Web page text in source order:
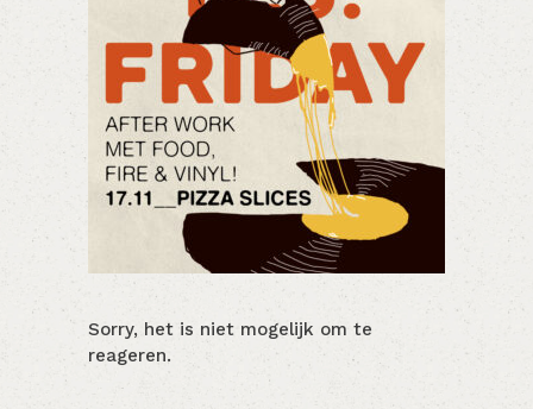
Sorry, het is niet mogelijk om te
reageren.